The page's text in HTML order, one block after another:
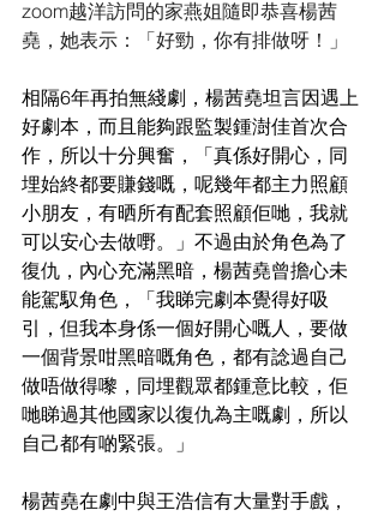
zoom越洋訪問的家燕姐隨即恭喜楊茜
堯，她表示：「好勁，你有排做呀！」
相隔6年再拍無綫劇，楊茜堯坦言因遇上
好劇本，而且能夠跟監製鍾澍佳首次合
作，所以十分興奮，「真係好開心，同
埋始終都要賺錢嘅，呢幾年都主力照顧
小朋友，有晒所有配套照顧佢哋，我就
可以安心去做嘢。」不過由於角色為了
復仇，內心充滿黑暗，楊茜堯曾擔心未
能駕馭角色，「我睇完劇本覺得好吸
引，但我本身係一個好開心嘅人，要做
一個背景咁黑暗嘅角色，都有諗過自己
做唔做得嚟，同埋觀眾都鍾意比較，佢
哋睇過其他國家以復仇為主嘅劇，所以
自己都有啲緊張。」
楊茜堯在劇中與王浩信有大量對手戲，